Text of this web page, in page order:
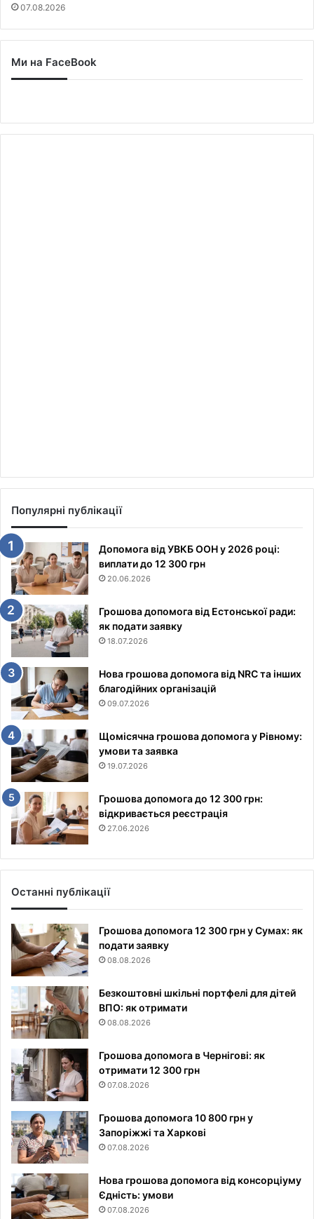
07.08.2026
Ми на FaceBook
Популярні публікації
Допомога від УВКБ ООН у 2026 році:
виплати до 12 300 грн
20.06.2026
Грошова допомога від Естонської ради:
як подати заявку
18.07.2026
Нова грошова допомога від NRC та інших
благодійних організацій
09.07.2026
Щомісячна грошова допомога у Рівному:
умови та заявка
19.07.2026
Грошова допомога до 12 300 грн:
відкривається реєстрація
27.06.2026
Останні публікації
Грошова допомога 12 300 грн у Сумах: як
подати заявку
08.08.2026
Безкоштовні шкільні портфелі для дітей
ВПО: як отримати
08.08.2026
Грошова допомога в Чернігові: як
отримати 12 300 грн
07.08.2026
Грошова допомога 10 800 грн у
Запоріжжі та Харкові
07.08.2026
Нова грошова допомога від консорціуму
Єдність: умови
07.08.2026